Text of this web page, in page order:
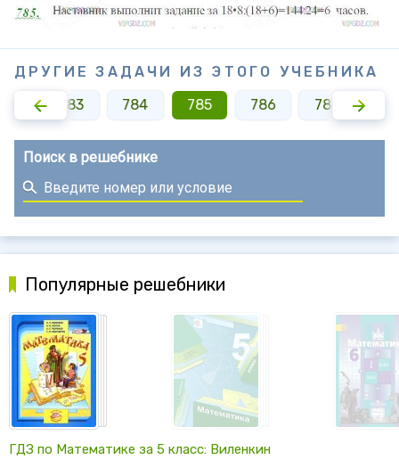
ДРУГИЕ ЗАДАЧИ ИЗ ЭТОГО УЧЕБНИКА
783 784 785 786 787
Поиск в решебнике
Популярные решебники
ГДЗ по Математике за 5 класс: Виленкин